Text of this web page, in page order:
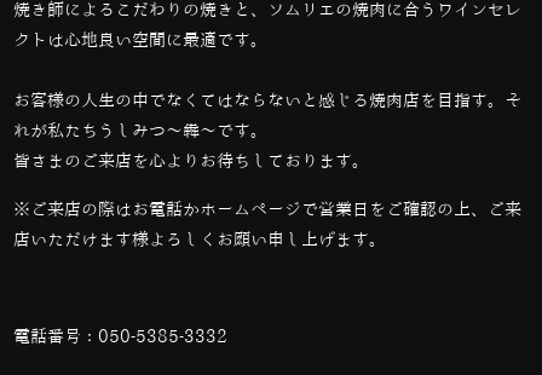
焼き師によるこだわりの焼きと、ソムリエの焼肉に合うワインセレ
クトは心地良い空間に最適です。
お客様の人生の中でなくてはならないと感じる焼肉店を目指す。そ
れが私たちうしみつ～犇～です。
皆さまのご来店を心よりお待ちしております。
※ご来店の際はお電話かホームページで営業日をご確認の上、ご来
店いただけます様よろしくお願い申し上げます。
電話番号： 050-5385-3332